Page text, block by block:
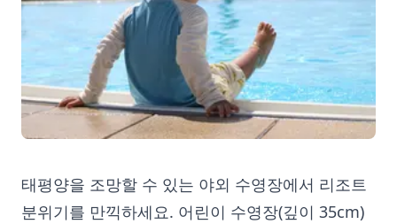
태평양을 조망할 수 있는 야외 수영장에서 리조트
분위기를 만끽하세요. 어린이 수영장(깊이 35cm)